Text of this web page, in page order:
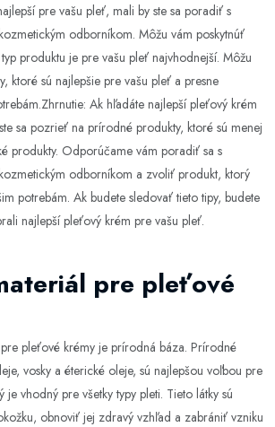
pre vašu pleť, mali by ste sa poradiť s
odborníkom. Môžu vám poskytnúť
produktu je pre vašu pleť najvhodnejší. Môžu
ktoré sú najlepšie pre vašu pleť a presne
Ak hľadáte najlepší pleťový krém
sa pozrieť na prírodné produkty, ktoré sú menej
produkty. Odporúčame vám poradiť sa s
odborníkom a zvoliť produkt, ktorý
potrebám. Ak budete sledovať tieto tipy, budete
najlepší pleťový krém pre vašu pleť.
pre pleťové
pleťové krémy je prírodná báza. Prírodné
vosky a éterické oleje, sú najlepšou voľbou pre
je vhodný pre všetky typy pleti. Tieto látky sú
obnoviť jej zdravý vzhľad a zabrániť vzniku